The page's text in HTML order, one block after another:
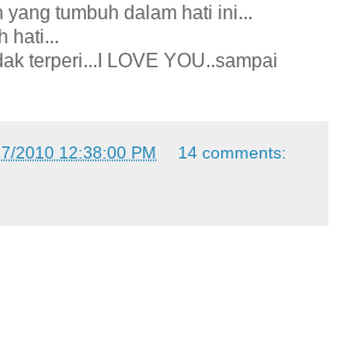
tumbuh dalam hati ini...
hati...
terperi...I LOVE YOU..sampai
2010 12:38:00 PM 14 comments: